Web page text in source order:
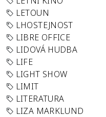
LETOUN
LHOSTEJNOST
LIBRE OFFICE
LIDOVÁ HUDBA
LIFE
LIGHT SHOW
LIMIT
LITERATURA
LIZA MARKLUND